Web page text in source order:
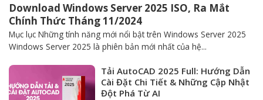
Download Windows Server 2025 ISO, Ra Mắt
Chính Thức Tháng 11/2024
Mục lục Những tính năng mới nổi bật trên Windows Server 2025
Windows Server 2025 là phiên bản mới nhất của hệ...
Tải AutoCAD 2025 Full: Hướng Dẫn
Cài Đặt Chi Tiết & Những Cập Nhật
Đột Phá Từ AI